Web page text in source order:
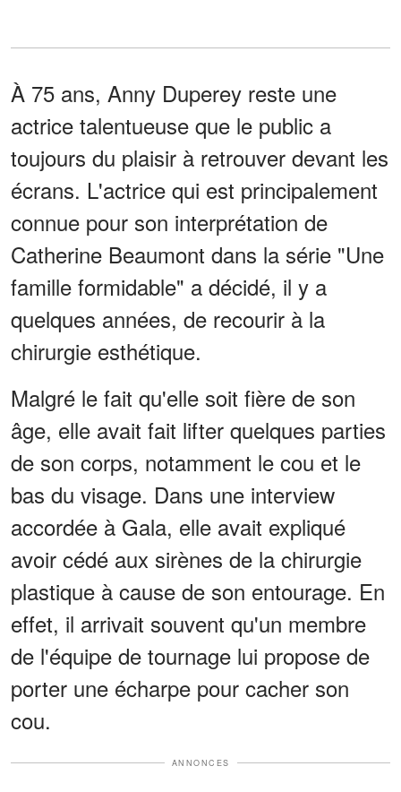
À 75 ans, Anny Duperey reste une
actrice talentueuse que le public a
toujours du plaisir à retrouver devant les
écrans. L'actrice qui est principalement
connue pour son interprétation de
Catherine Beaumont dans la série "Une
famille formidable" a décidé, il y a
quelques années, de recourir à la
chirurgie esthétique.
Malgré le fait qu'elle soit fière de son
âge, elle avait fait lifter quelques parties
de son corps, notamment le cou et le
bas du visage. Dans une interview
accordée à Gala, elle avait expliqué
avoir cédé aux sirènes de la chirurgie
plastique à cause de son entourage. En
effet, il arrivait souvent qu'un membre
de l'équipe de tournage lui propose de
porter une écharpe pour cacher son
cou.
ANNONCES